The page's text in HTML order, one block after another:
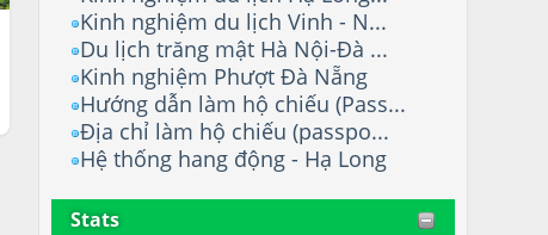
Kinh nghiệm du lịch Vinh - N...
Du lịch trăng mật Hà Nội-Đà ...
Kinh nghiệm Phượt Đà Nẵng
Hướng dẫn làm hộ chiếu (Pass...
Địa chỉ làm hộ chiếu (passpo...
Hệ thống hang động - Hạ Long
Stats